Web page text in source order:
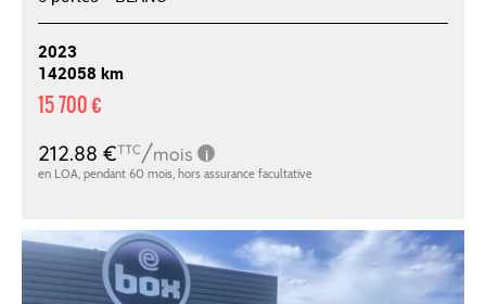
2023
142058 km
15 700 €